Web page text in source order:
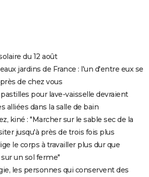
du 12 août
jardins de France : l'un d'entre eux se
de chez vous
pour lave-vaisselle devraient
alliées dans la salle de bain
kiné : "Marcher sur le sable sec de la
jusqu'à près de trois fois plus
le corps à travailler plus dur que
un sol ferme"
les personnes qui conservent des